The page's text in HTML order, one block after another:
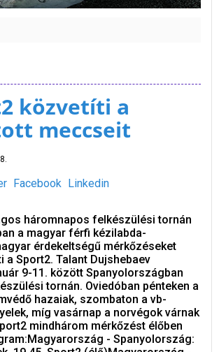
közvetíti a
meccseit
Facebook Linkedin
háromnapos felkészülési tornán
a magyar férfi kézilabda-
érdekeltségű mérkőzéseket
a Sport2. Talant Dujshebaev
9-11. között Spanyolországban
tornán. Oviedóban pénteken a
hazaiak, szombaton a vb-
míg vasárnap a norvégok várnak
mindhárom mérkőzést élőben
- Spanyolország: